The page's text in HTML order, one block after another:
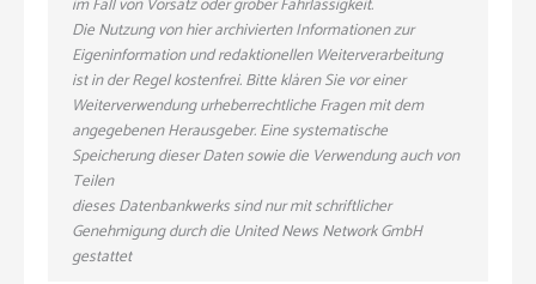
Die Nutzung von hier archivierten Informationen zur
Eigeninformation und redaktionellen Weiterverarbeitung
ist in der Regel kostenfrei. Bitte klären Sie vor einer
Weiterverwendung urheberrechtliche Fragen mit dem
angegebenen Herausgeber. Eine systematische
Speicherung dieser Daten sowie die Verwendung auch von
Teilen
dieses Datenbankwerks sind nur mit schriftlicher
Genehmigung durch die United News Network GmbH
gestattet